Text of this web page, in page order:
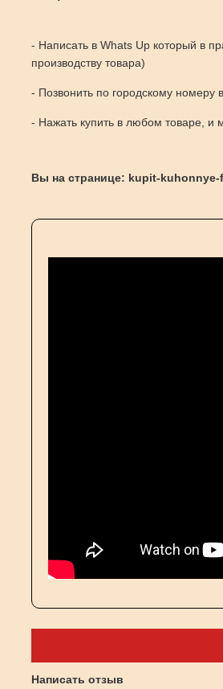
- Написать в Whats Up который в
производству товара)
- Позвонить по городскому номеру
- Нажать купить в любом товаре, и
Вы на странице: kupit-
Написать отзыв